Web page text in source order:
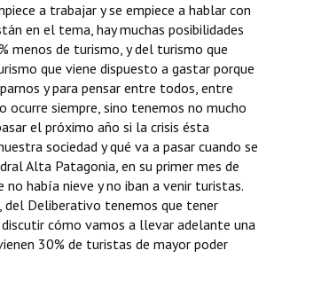
a trabajar y se empiece a hablar con
en el tema, hay muchas posibilidades
menos de turismo, y del turismo que
que viene dispuesto a gastar porque
y para pensar entre todos, entre
siempre, sino tenemos no mucho
el próximo año si la crisis ésta
sociedad y qué va a pasar cuando se
Alta Patagonia, en su primer mes de
había nieve y no iban a venir turistas.
del Deliberativo tenemos que tener
cómo vamos a llevar adelante una
30% de turistas de mayor poder